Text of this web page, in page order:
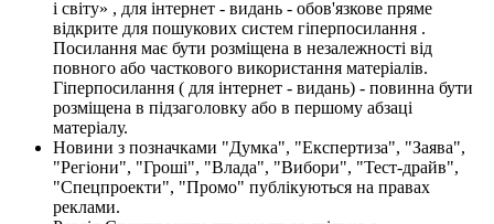
і світу» , для інтернет - видань - обов'язкове пряме
відкрите для пошукових систем гіперпосилання .
Посилання має бути розміщена в незалежності від
повного або часткового використання матеріалів.
Гіперпосилання ( для інтернет - видань) - повинна бути
розміщена в підзаголовку або в першому абзаці
матеріалу.
Новини з позначками "Думка", "Експертиза", "Заява",
"Регіони", "Гроші", "Влада", "Вибори", "Тест-драйв",
"Спецпроекти", "Промо" публікуються на правах
реклами.